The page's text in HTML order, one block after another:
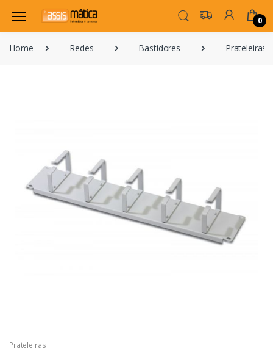
0
Home Redes Bastidores Prateleiras
Prateleiras